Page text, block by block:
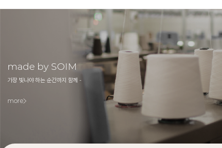
made by SOIM
가장 빛나야 하는 순간까지 함께 -
more